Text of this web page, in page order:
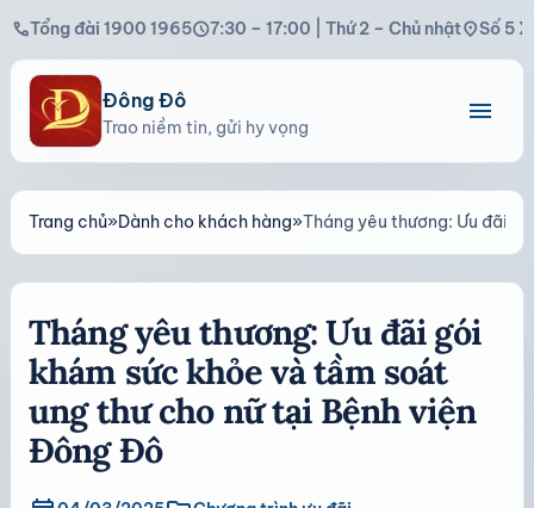
callTổng đài 1900 1965schedule7:30 – 17:00 | Thứ 2 – Chủ nhậtlocation_onSố 5
Đông Đô
Trao niềm tin, gửi hy vọng menu
Trang chủ»Dành cho khách hàng»Tháng yêu thương: Ưu đãi
Tháng yêu thương: Ưu đãi gói
khám sức khỏe và tầm soát
ung thư cho nữ tại Bệnh viện
Đông Đô